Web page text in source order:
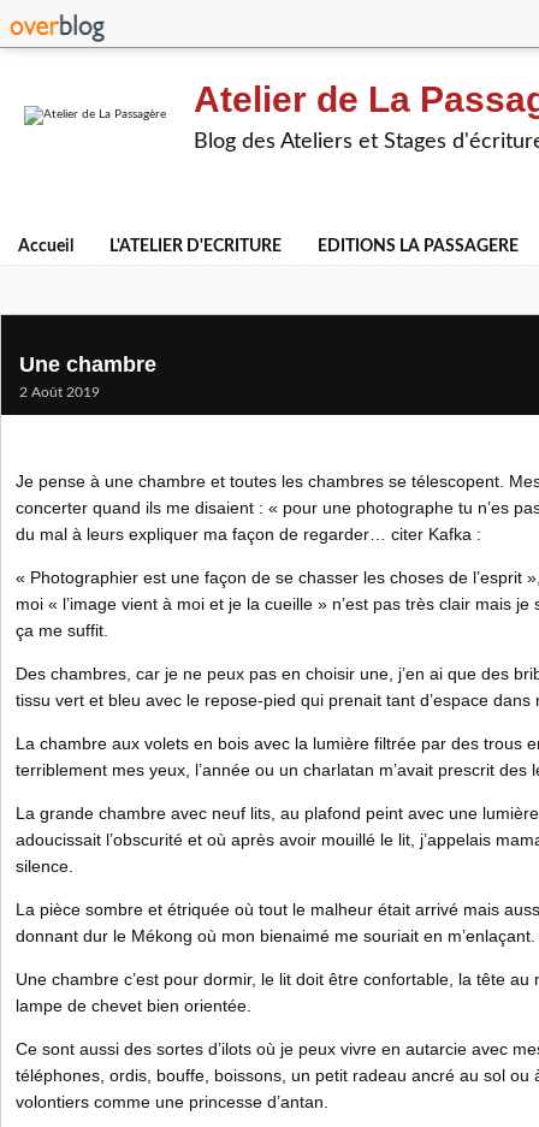
Atelier de La
Blog des Ateliers et Stages
Accueil L'ATELIER D'ECRITURE EDITIONS LA PASSAGERE
Une chambre
2 Août 2019
Je pense à une chambre et toutes les chambres se télescopent.
concerter quand ils me disaient : « pour une photographe tu n’es
du mal à leurs expliquer ma façon de regarder… citer Kafka :
« Photographier est une façon de se chasser les choses de l’esprit
moi « l’image vient à moi et je la cueille » n’est pas très clair mais
ça me suffit.
Des chambres, car je ne peux pas en choisir une, j’en ai que des
tissu vert et bleu avec le repose-pied qui prenait tant d’espace dans
La chambre aux volets en bois avec la lumière filtrée par des trous
terriblement mes yeux, l’année ou un charlatan m’avait prescrit
La grande chambre avec neuf lits, au plafond peint avec une
adoucissait l’obscurité et où après avoir mouillé le lit, j’appelais
silence.
La pièce sombre et étriquée où tout le malheur était arrivé mais
donnant dur le Mékong où mon bienaimé me souriait en m’enlaçant.
Une chambre c’est pour dormir, le lit doit être confortable, la tête au
lampe de chevet bien orientée.
Ce sont aussi des sortes d’ilots où je peux vivre en autarcie avec
téléphones, ordis, bouffe, boissons, un petit radeau ancré au sol ou
volontiers comme une princesse d’antan.